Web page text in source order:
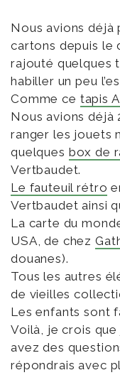
Nous avions déjà
cartons depuis le
rajouté quelques
habiller un peu
Comme ce tapis
Nous avions déjà
ranger les jouets
quelques box de
Vertbaudet.
Le fauteuil rétro
Vertbaudet ainsi
La carte du
USA, de chez
douanes).
Tous les autres
de vieilles
Les enfants sont
Voilà, je crois que
avez des
répondrais avec